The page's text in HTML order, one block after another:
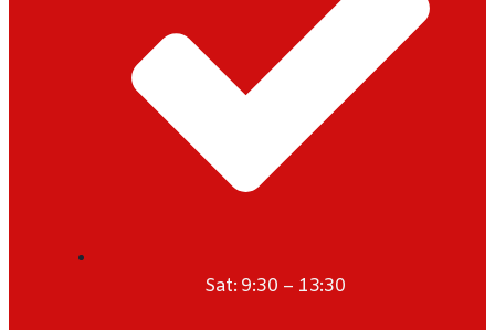
Sat: 9:30 – 13:30